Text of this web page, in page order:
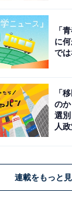
「
に
では
「
の
選
人
連載をもっと